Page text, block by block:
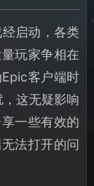
启动，各类
玩家争相在
客户端时
，这无疑影响
一些有效的
法打开的问